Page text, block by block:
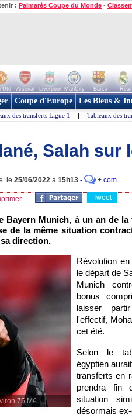
: Palmarès Coupe du Monde -
Utd Arsenal Liverpool ManCity Barca Real
Coupe d'Europe Les Bleus &
des transferts Ligue 1 | Tableaux des
Salah sur
le 25/06/2022 à 15h13 - + com.
Tweet
Bayern Munich, à un an de
de la même situation
direction.
75 M€.
Révolution
le départ de
Munich
bonus
laisser
l'effectif,
cet été.
Selon le
égyptien
transferts en
prendra fin
situation
désormais